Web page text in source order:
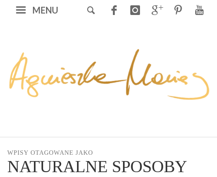
MENU
WPISY OTAGOWANE JAKO
NATURALNE SPOSOBY